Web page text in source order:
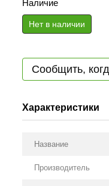
Наличие
Нет в наличии
Сообщить,
Характеристики
Название
Производитель